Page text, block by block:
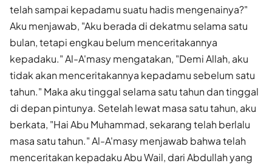
telah sampai kepadamu suatu hadis mengenainya?"
Aku menjawab, "Aku berada di dekatmu selama satu
bulan, tetapi engkau belum menceritakannya
kepadaku." Al-A'masy mengatakan, "Demi Allah, aku
tidak akan menceritakannya kepadamu sebelum satu
tahun." Maka aku tinggal selama satu tahun dan tinggal
di depan pintunya. Setelah lewat masa satu tahun, aku
berkata, "Hai Abu Muhammad, sekarang telah berlalu
masa satu tahun." Al-A'masy menjawab bahwa telah
menceritakan kepadaku Abu Wail, dari Abdullah yang